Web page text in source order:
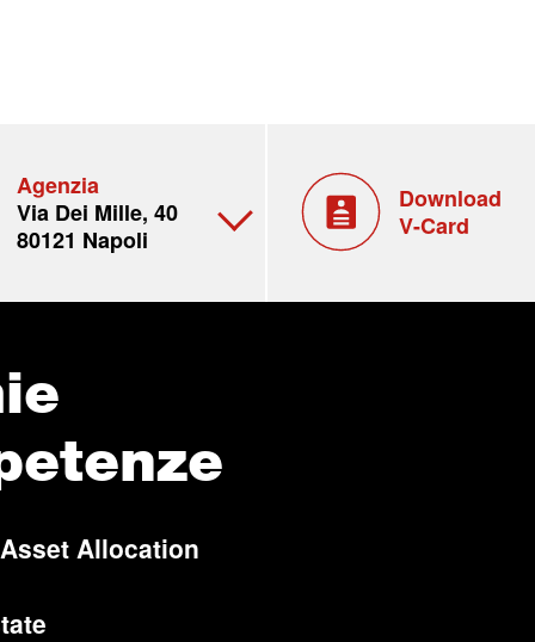
Agenzia
Via Dei Mille, 40
80121 Napoli
Download
V-Card
Allocation